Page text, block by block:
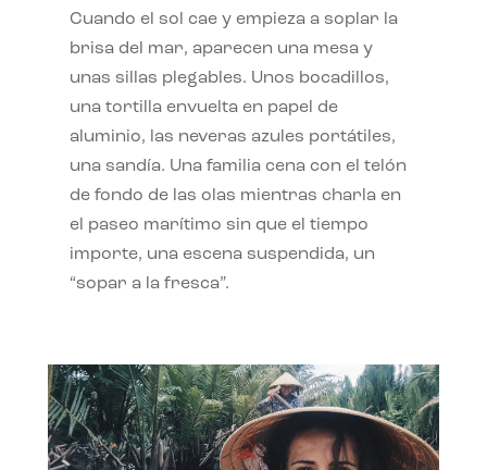
Cuando el sol cae y empieza a soplar la
brisa del mar, aparecen una mesa y
unas sillas plegables. Unos bocadillos,
una tortilla envuelta en papel de
aluminio, las neveras azules portátiles,
una sandía. Una familia cena con el telón
de fondo de las olas mientras charla en
el paseo marítimo sin que el tiempo
importe, una escena suspendida, un
“sopar a la fresca”.